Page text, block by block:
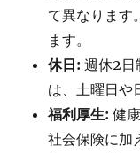
て異なります
ます。
休日: 週休2日
は、土曜日や
福利厚生: 健
社会保険に加